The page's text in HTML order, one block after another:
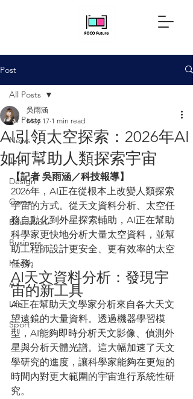
Post
All Posts
News
Tech
Design
Game
Education
Business
Health
A.I.
Life
Sport
All Posts
AI引領太空探索：2026年AI
如何幫助人類探索宇宙
吳雨涵
May 17 1 min read
【記者 吳雨涵／科技報導】
2026年，AI正在從根本上改變人類探索
宇宙的方式。從天文資料分析、太空任
務自動化到外星探索輔助，AI正在幫助
科學家更快地分析大量太空資料，並幫
助工程師設計更安全、更有效率的太空
任務。
AI天文資料分析：發現宇
宙的新工具
AI正在幫助天文學家分析來自各大天文
望遠鏡的大量資料。透過機器學習模
型，AI能夠即時分析天文影像、偵測外
星與分析天體光譜。這大幅加速了天文
學研究的進度，讓科學家能夠在更短的
時間內對更大範圍的宇宙進行系統性研
究。